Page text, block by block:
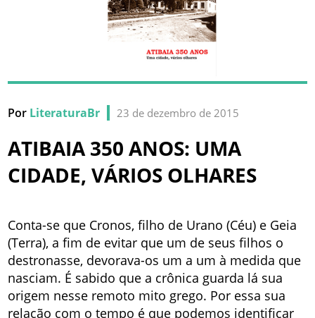
Por LiteraturaBr 23 de dezembro de 2015
ATIBAIA 350 ANOS: UMA
CIDADE, VÁRIOS OLHARES
Conta-se que Cronos, filho de Urano (Céu) e Geia
(Terra), a fim de evitar que um de seus filhos o
destronasse, devorava-os um a um à medida que
nasciam. É sabido que a crônica guarda lá sua
origem nesse remoto mito grego. Por essa sua
relação com o tempo é que podemos identificar